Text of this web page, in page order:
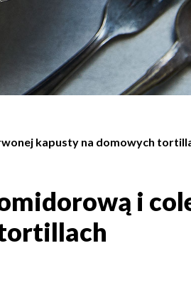
kapusty na domowych
i
i